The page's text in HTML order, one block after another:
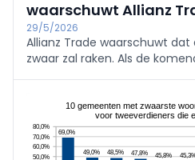
waarschuwt Allianz
29/5/2026
Allianz Trade waarschuwt
zwaar zal raken. Als de
goed voor honderden
eveneens getroffen.